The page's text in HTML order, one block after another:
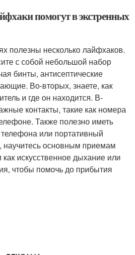
помогут в экстренных
полезны несколько лайфхаков.
с собой небольшой набор
бинты, антисептические
Во-вторых, знаете, как
и где он находится. В-
контакты, такие как номера
Также полезно иметь
или портативный
научитесь основным приемам
искусственное дыхание или
чтобы помочь до прибытия